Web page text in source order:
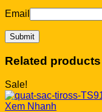
Email
Related products
Sale!
Xem Nhanh